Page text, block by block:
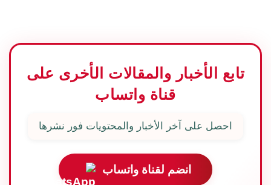
تابع الأخبار والمقالات الأخرى على
قناة واتساب
احصل على آخر الأخبار والمحتويات فور نشرها
انضم لقناة واتساب